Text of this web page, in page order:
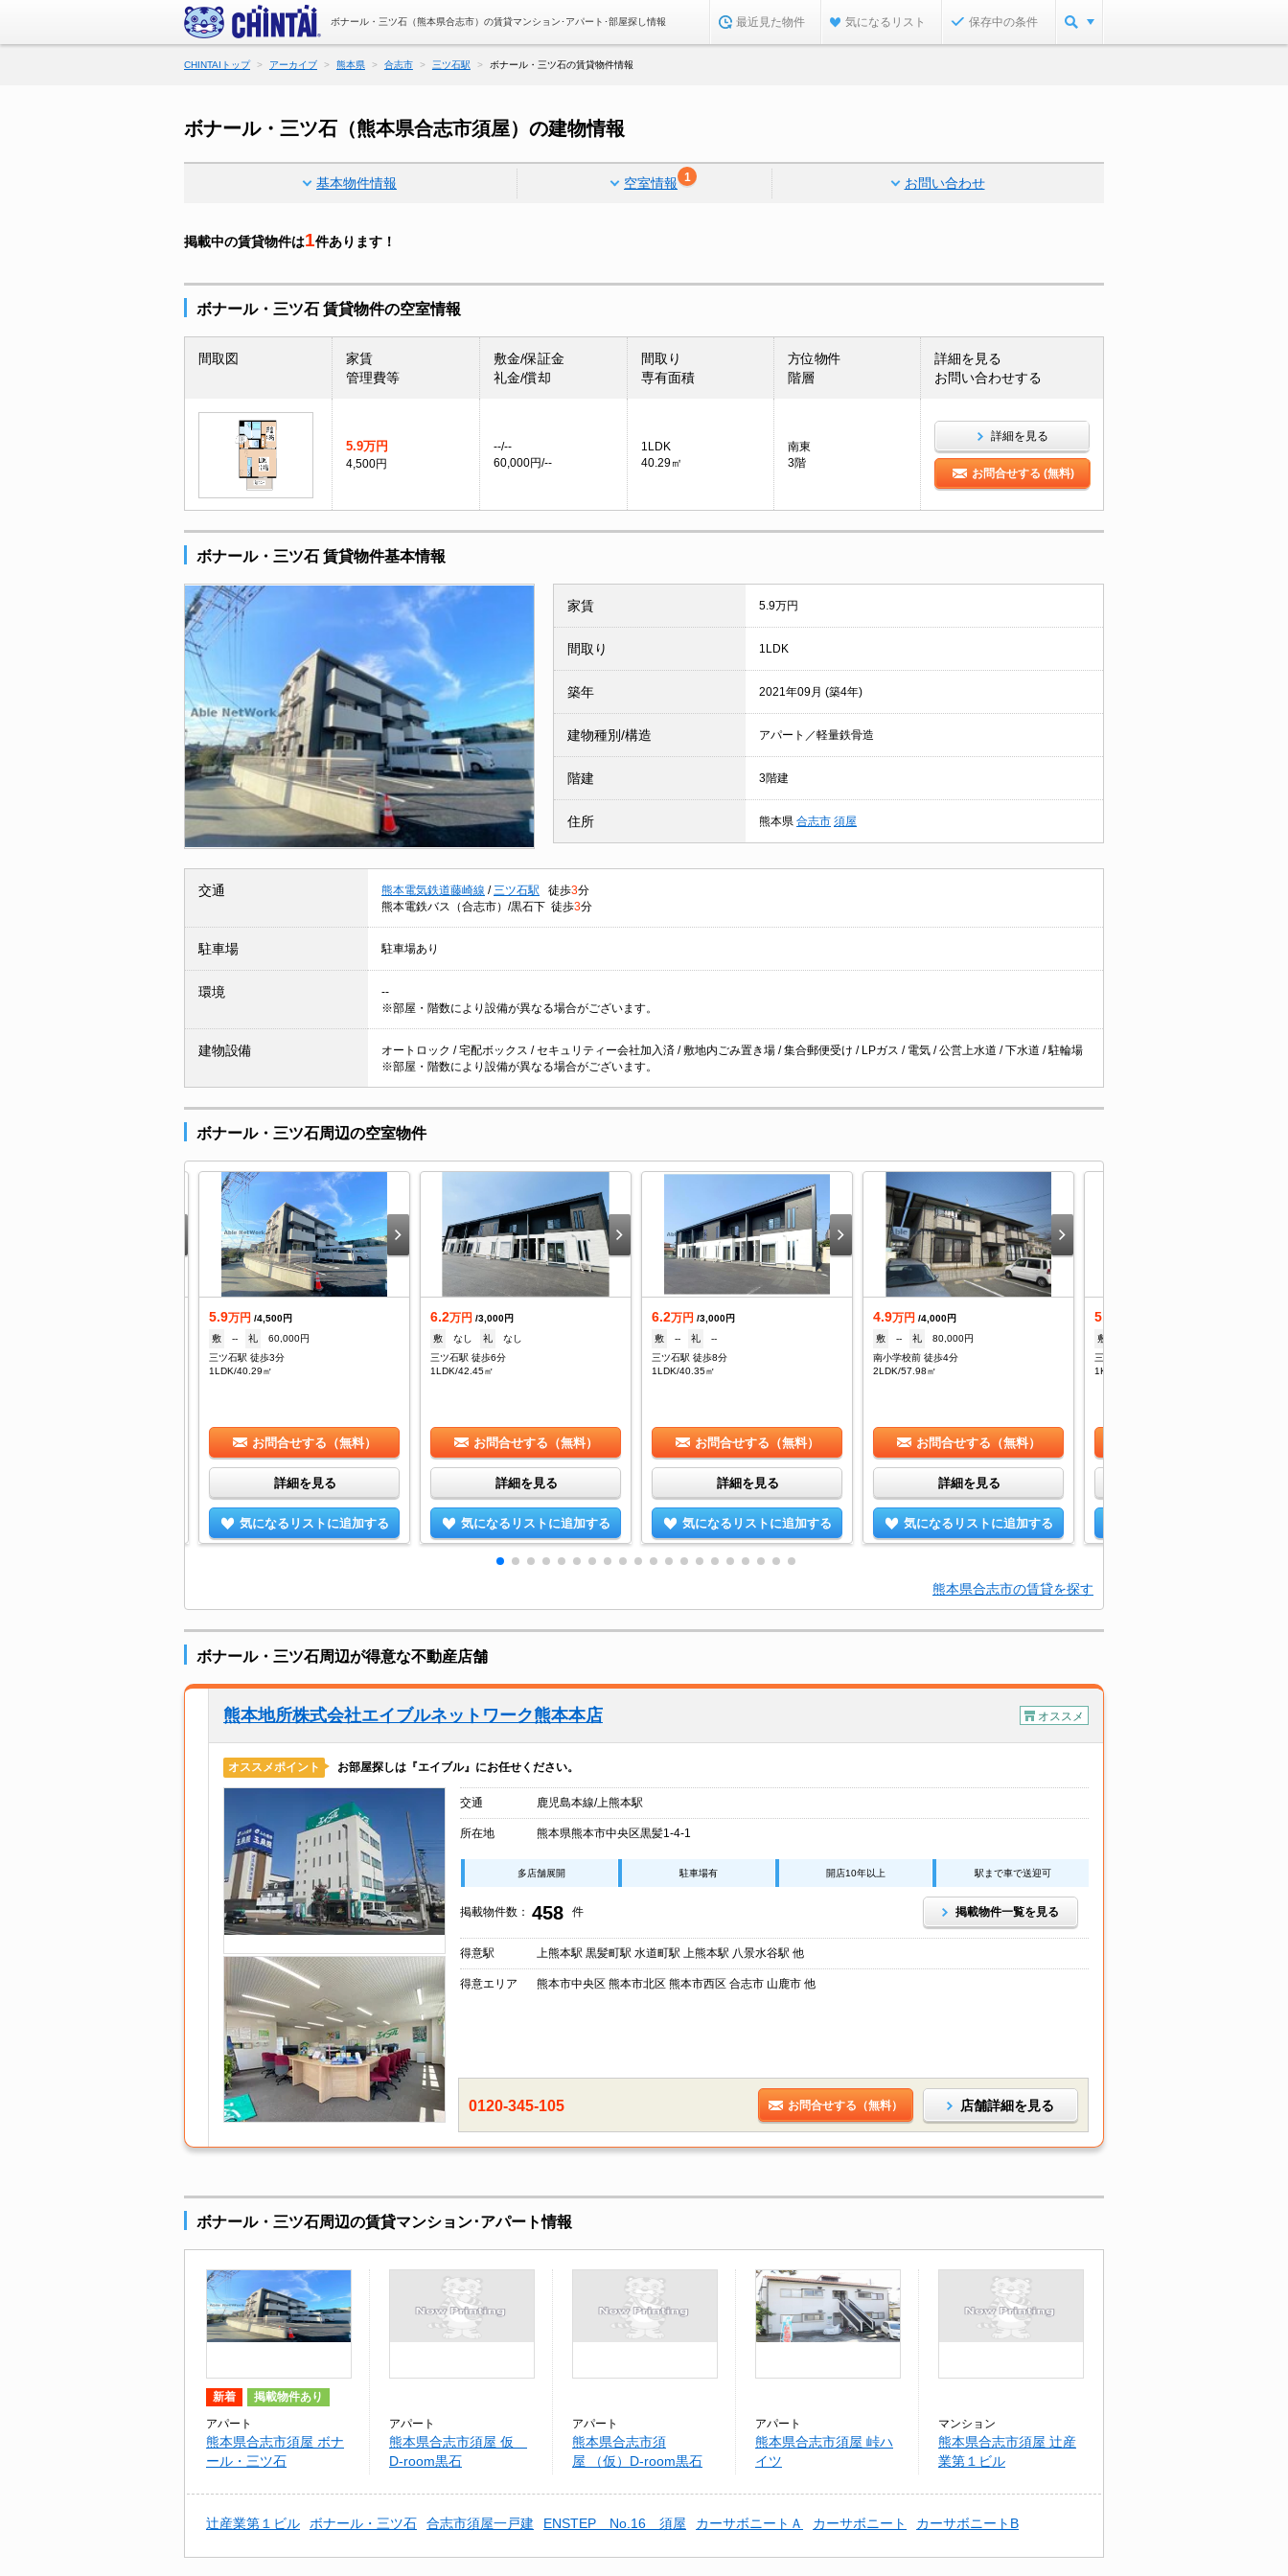
ボナール・三ツ石（熊本県合志市）の賃貸マンション･アパート･部屋探し情報 最近見た物件 気になるリスト 保存中の条件
CHINTAIトップ アーカイブ 熊本県 合志市 三ツ石駅 ボナール・三ツ石の賃貸物件情報
ボナール・三ツ石（熊本県合志市須屋）の建物情報
基本物件情報 空室情報 1 お問い合わせ
掲載中の賃貸物件は1件あります！
ボナール・三ツ石 賃貸物件の空室情報
間取図
家賃
管理費等
敷金/保証金
礼金/償却
間取り
専有面積
方位物件
階層
詳細を見る
お問い合わせする
5.9万円
4,500円
--/--
60,000円/--
1LDK
40.29㎡
南東
3階
詳細を見る
お問合せする (無料)
ボナール・三ツ石 賃貸物件基本情報
家賃 5.9万円
間取り 1LDK
築年 2021年09月 (築4年)
建物種別/構造 アパート／軽量鉄骨造
階建 3階建
住所 熊本県 合志市 須屋
交通 熊本電気鉄道藤崎線 / 三ツ石駅 徒歩3分
熊本電鉄バス（合志市）/黒石下 徒歩3分
駐車場 駐車場あり
環境
--
※部屋・階数により設備が異なる場合がございます。
建物設備
オートロック / 宅配ボックス / セキュリティー会社加入済 / 敷地内ごみ置き場 / 集合郵便受け / LPガス / 電気 / 公営上水道 / 下水道 / 駐輪場
※部屋・階数により設備が異なる場合がございます。
ボナール・三ツ石周辺の空室物件
5.9万円 /4,500円
敷
-- 礼
60,000円
三ツ石駅 徒歩3分
1LDK/40.29㎡
お問合せする（無料）
詳細を見る
気になるリストに追加する
6.2万円 /3,000円
敷
なし 礼
なし
三ツ石駅 徒歩6分
1LDK/42.45㎡
お問合せする（無料）
詳細を見る
気になるリストに追加する
6.2万円 /3,000円
敷
-- 礼
--
三ツ石駅 徒歩8分
1LDK/40.35㎡
お問合せする（無料）
詳細を見る
気になるリストに追加する
4.9万円 /4,000円
敷
-- 礼
80,000円
南小学校前 徒歩4分
2LDK/57.98㎡
お問合せする（無料）
詳細を見る
気になるリストに追加する
5.1
敷
三ツ石駅 徒歩8分
1K/29.42㎡
熊本県合志市の賃貸を探す
ボナール・三ツ石周辺が得意な不動産店舗
熊本地所株式会社エイブルネットワーク熊本本店 オススメ
オススメポイント お部屋探しは『エイブル』にお任せください。
交通 鹿児島本線/上熊本駅
所在地 熊本県熊本市中央区黒髪1-4-1
多店舗展開 駐車場有 開店10年以上 駅まで車で送迎可
掲載物件数： 458 件 掲載物件一覧を見る
得意駅 上熊本駅 黒髪町駅 水道町駅 上熊本駅 八景水谷駅 他
得意エリア 熊本市中央区 熊本市北区 熊本市西区 合志市 山鹿市 他
0120-345-105 お問合せする（無料） 店舗詳細を見る
ボナール・三ツ石周辺の賃貸マンション･アパート情報
新着 掲載物件あり
アパート
熊本県合志市須屋 ボナ
ール・三ツ石
アパート
熊本県合志市須屋 仮
D-room黒石
アパート
熊本県合志市須
屋 （仮）D-room黒石
アパート
熊本県合志市須屋 峠ハ
イツ
マンション
熊本県合志市須屋 辻産
業第１ビル
辻󠄀産業第１ビル ボナール・三ツ石 合志市須屋一戸建 ENSTEP No.16 須屋 カーサボニートＡ カーサボニート カーサボニートB